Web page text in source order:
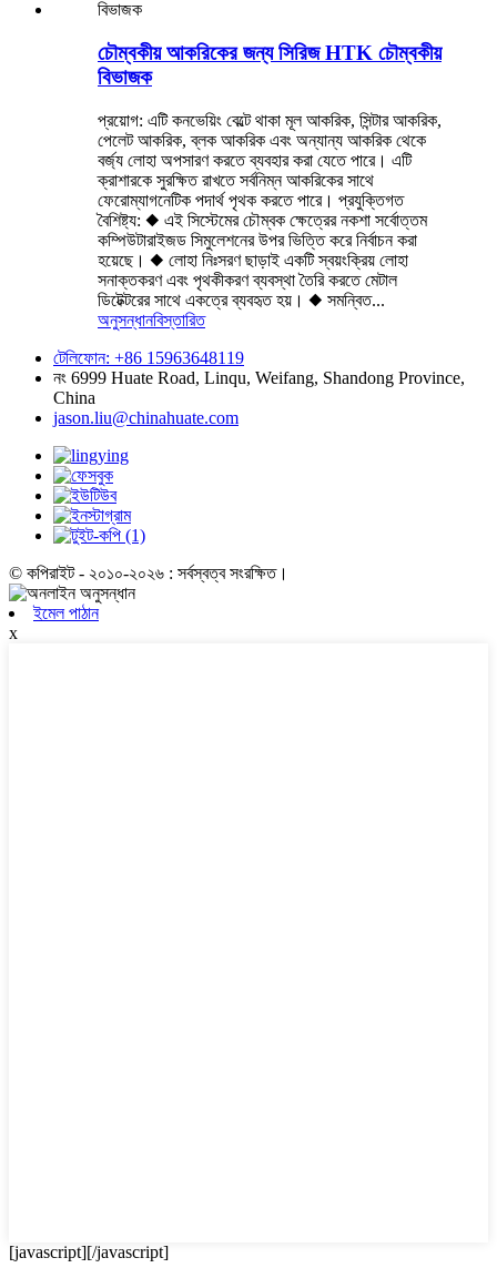
চৌম্বকীয় আকরিকের জন্য সিরিজ HTK চৌম্বকীয়
বিভাজক
প্রয়োগ: এটি কনভেয়িং বেল্টে থাকা মূল আকরিক, সিন্টার আকরিক,
পেলেট আকরিক, ব্লক আকরিক এবং অন্যান্য আকরিক থেকে
বর্জ্য লোহা অপসারণ করতে ব্যবহার করা যেতে পারে। এটি
ক্রাশারকে সুরক্ষিত রাখতে সর্বনিম্ন আকরিকের সাথে
ফেরোম্যাগনেটিক পদার্থ পৃথক করতে পারে। প্রযুক্তিগত
বৈশিষ্ট্য: ◆ এই সিস্টেমের চৌম্বক ক্ষেত্রের নকশা সর্বোত্তম
কম্পিউটারাইজড সিমুলেশনের উপর ভিত্তি করে নির্বাচন করা
হয়েছে। ◆ লোহা নিঃসরণ ছাড়াই একটি স্বয়ংক্রিয় লোহা
সনাক্তকরণ এবং পৃথকীকরণ ব্যবস্থা তৈরি করতে মেটাল
ডিটেক্টরের সাথে একত্রে ব্যবহৃত হয়। ◆ সমন্বিত...
অনুসন্ধানবিস্তারিত
টেলিফোন: +86 15963648119
নং 6999 Huate Road, Linqu, Weifang, Shandong Province,
China
jason.liu@chinahuate.com
© কপিরাইট - ২০১০-২০২৬ : সর্বস্বত্ব সংরক্ষিত।
ইমেল পাঠান
x
[javascript][/javascript]